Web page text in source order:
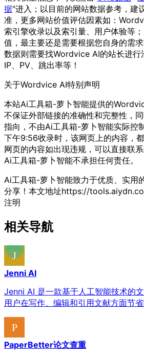
据"进入；以目前的网站数据参考，建
准，更多网站价值评估因素如：
索引擎收录以及索引量、用户体验等
值，最主要还是需要根据您自身的需
数据则需要找Wordvice AI的站长进行
IP、PV、跳出率等！
关于Wordvice AI特别声明
本站Ai工具箱-萝卜智能提供的
不保证外部链接的准确性和完整性，
指向，不由Ai工具箱-萝卜智能实际控
下午9:56收录时，该网页上的内容，
网页的内容如出现违规，可以直接联
Ai工具箱-萝卜智能不承担任何责任。
Ai工具箱-萝卜智能致力于优质、实用
分享！ 本文地址https://
注明
相关导航
Jenni AI
Jenni AI 是一款基于人工智能技术的
用户在写作、编辑和引用文献方面节省
PaperBetter论文查重